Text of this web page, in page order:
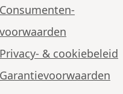
Consumenten­
voorwaarden
Privacy- & cookiebeleid
Garantie­voorwaarden